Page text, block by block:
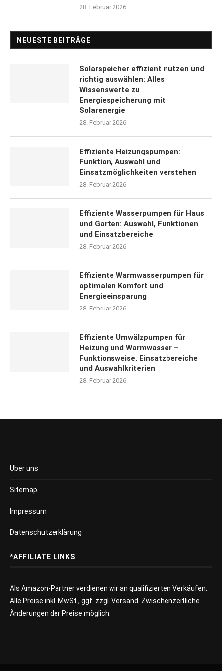
28. Februar 2026
NEUESTE BEITRÄGE
Solarspeicher effizient nutzen und
richtig auswählen: Alles
Wissenswerte zu
Energiespeicherung mit
Solarenergie
28. Februar 2026
Effiziente Heizungspumpen:
Funktion, Auswahl und
Einsatzmöglichkeiten verstehen
28. Februar 2026
Effiziente Wasserpumpen für Haus
und Garten: Auswahl, Funktionen
und Einsatzbereiche
28. Februar 2026
Effiziente Warmwasserpumpen für
optimalen Komfort und
Energieeinsparung
28. Februar 2026
Effiziente Umwälzpumpen für
Heizung und Warmwasser –
Funktionsweise, Einsatzbereiche
und Auswahlkriterien
28. Februar 2026
Über uns
Sitemap
Impressum
Datenschutzerklärung
*AFFILIATE LINKS
Als Amazon-Partner verdienen wir an qualifizierten Verkäufen.
Alle Preise inkl. MwSt., ggf. zzgl. Versand. Zwischenzeitliche
Änderungen der Preise möglich.